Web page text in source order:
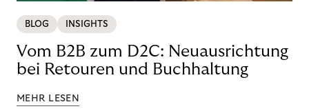
BLOG INSIGHTS
Vom B2B zum D2C: Neuausrichtung
bei Retouren und Buchhaltung
MEHR LESEN